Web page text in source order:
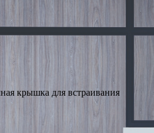
крышка для встраивания